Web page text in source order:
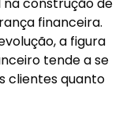
financeira.
a figura
tende a se
clientes quanto